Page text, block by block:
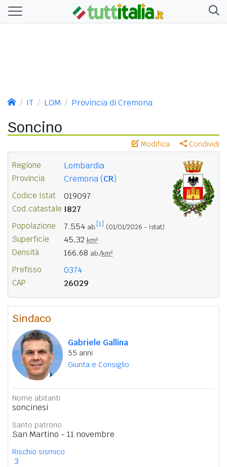
IT LOM Provincia di Cremona
Soncino
Modifica Condividi
Regione Lombardia
Provincia Cremona (CR)
Codice Istat 019097
Cod.catastale I827
Popolazione 7.554 ab. [1] (01/01/2026 - Istat)
Superficie 45,32 km²
Densità 166,68 ab./km²
Prefisso 0374
CAP 26029
Sindaco
Gabriele Gallina
55 anni
Giunta e Consiglio
Nome abitanti
soncinesi
Santo patrono
San Martino - 11 novembre
Rischio sismico
3